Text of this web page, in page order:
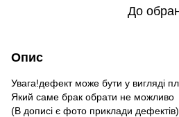
До
Опис
Увага!дефект може бути у вигляді
Який саме брак обрати не можливо
(В дописі є фото приклади дефектів)